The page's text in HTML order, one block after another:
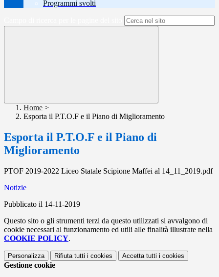
Programmi svolti
Home >
Esporta il P.T.O.F e il Piano di Miglioramento
Esporta il P.T.O.F e il Piano di
Miglioramento
PTOF 2019-2022 Liceo Statale Scipione Maffei al 14_11_2019.pdf
Notizie
Pubblicato il 14-11-2019
Questo sito o gli strumenti terzi da questo utilizzati si avvalgono di
cookie necessari al funzionamento ed utili alle finalità illustrate nella
COOKIE POLICY.
Personalizza Rifiuta tutti i cookies Accetta tutti i cookies
Gestione cookie